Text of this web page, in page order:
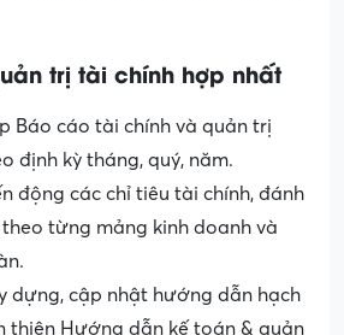
trị tài chính hợp nhất
Báo cáo tài chính và quản trị
định kỳ tháng, quý, năm.
động các chỉ tiêu tài chính, đánh
từng mảng kinh doanh và
dựng, cập nhật hướng dẫn hạch
thiện Hướng dẫn kế toán & quản